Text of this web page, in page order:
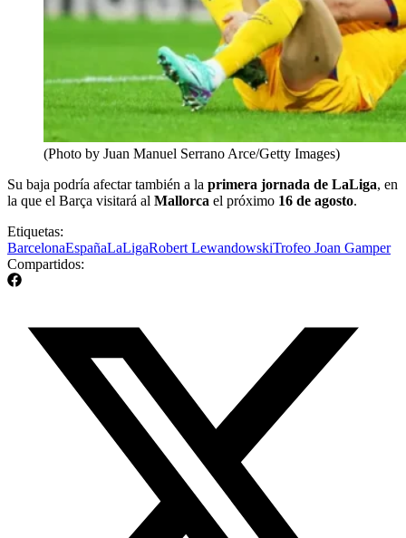
(Photo by Juan Manuel Serrano Arce/Getty Images)
Su baja podría afectar también a la primera jornada de LaLiga, en
la que el Barça visitará al Mallorca el próximo 16 de agosto.
Etiquetas:
BarcelonaEspañaLaLigaRobert LewandowskiTrofeo Joan Gamper
Compartidos: